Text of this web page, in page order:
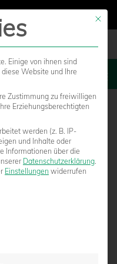
Mit
Einige von ihnen sind
Website und Ihre
Zustimmung zu freiwilligen
Erziehungsberechtigten
werden (z. B. IP-
und Inhalte oder
Informationen über die
Datenschutzerklärung.
Einstellungen widerrufen
für die eine